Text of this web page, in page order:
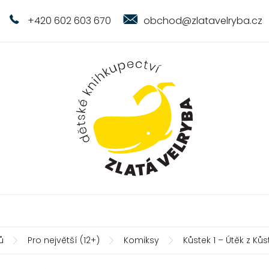
+420 602 603 670 obchod@zlatavelryba.cz
Pro největší (12+) Komiksy Kůstek 1 – Útěk z